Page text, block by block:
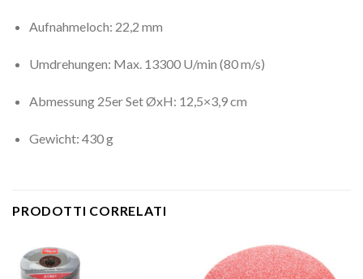
Aufnahmeloch: 22,2 mm
Umdrehungen: Max. 13300 U/min (80 m/s)
Abmessung 25er Set ØxH: 12,5×3,9 cm
Gewicht: 430 g
PRODOTTI CORRELATI